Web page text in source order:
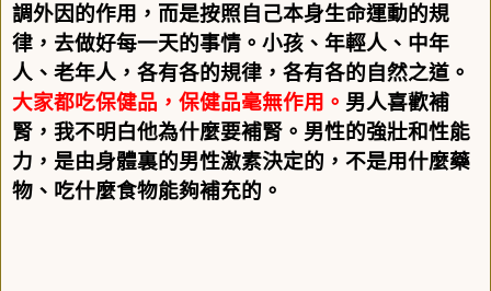
調外因的作用，而是按照自己本身生命運動的規
律，去做好每一天的事情。小孩、年輕人、中年
人、老年人，各有各的規律，各有各的自然之道。
大家都吃保健品，保健品毫無作用。 男人喜歡補
腎，我不明白他為什麼要補腎。男性的強壯和性能
力，是由身體裏的男性激素決定的，不是用什麼藥
物、吃什麼食物能夠補充的。